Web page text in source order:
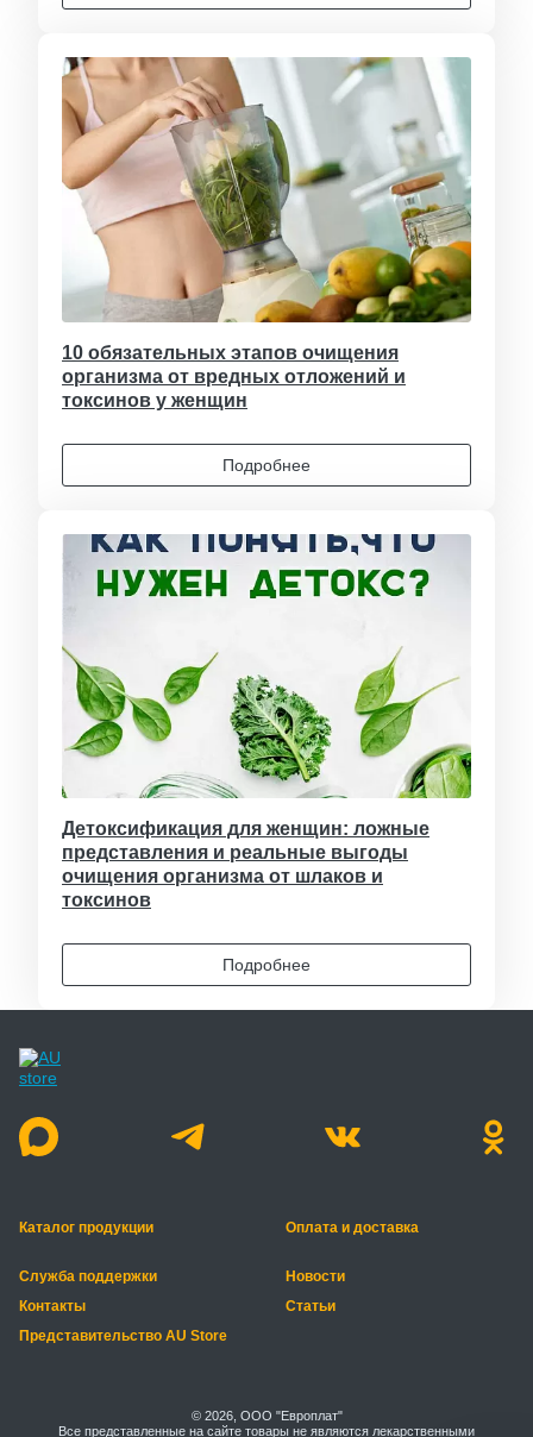
10 обязательных этапов очищения
организма от вредных отложений и
токсинов у женщин
Подробнее
Детоксификация для женщин: ложные
представления и реальные выгоды
очищения организма от шлаков и
токсинов
Подробнее
Каталог продукции Оплата и доставка
Служба поддержки
Новости
Контакты
Статьи
Представительство AU Store
© 2026, ООО "Европлат"
Все представленные на сайте товары не являются лекарственными